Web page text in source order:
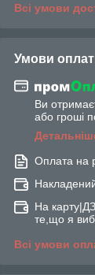
Всі умови
Умови
Ви
або гроші
Оплата на
На
те,що я
Всі умови